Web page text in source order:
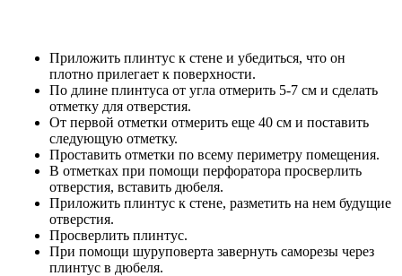
Приложить плинтус к стене и убедиться, что он
плотно прилегает к поверхности.
По длине плинтуса от угла отмерить 5-7 см и сделать
отметку для отверстия.
От первой отметки отмерить еще 40 см и поставить
следующую отметку.
Проставить отметки по всему периметру помещения.
В отметках при помощи перфоратора просверлить
отверстия, вставить дюбеля.
Приложить плинтус к стене, разметить на нем будущие
отверстия.
Просверлить плинтус.
При помощи шуруповерта завернуть саморезы через
плинтус в дюбеля.